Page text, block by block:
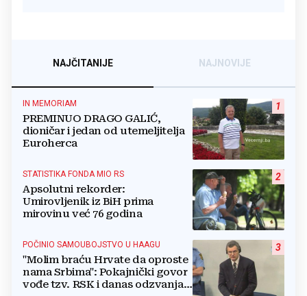
NAJČITANIJE NAJNOVIJE
1
IN MEMORIAM
PREMINUO DRAGO GALIĆ,
dioničar i jedan od utemeljitelja
Euroherca
2
STATISTIKA FONDA MIO RS
Apsolutni rekorder:
Umirovljenik iz BiH prima
mirovinu već 76 godina
3
POČINIO SAMOUBOJSTVO U HAAGU
"Molim braću Hrvate da oproste
nama Srbima": Pokajnički govor
vođe tzv. RSK i danas odzvanja